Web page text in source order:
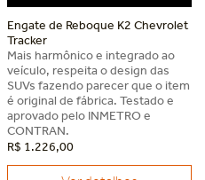
Engate de Reboque K2 Chevrolet
Tracker
Mais harmônico e integrado ao
veículo, respeita o design das
SUVs fazendo parecer que o item
é original de fábrica. Testado e
aprovado pelo INMETRO e
CONTRAN.
R$ 1.226,00